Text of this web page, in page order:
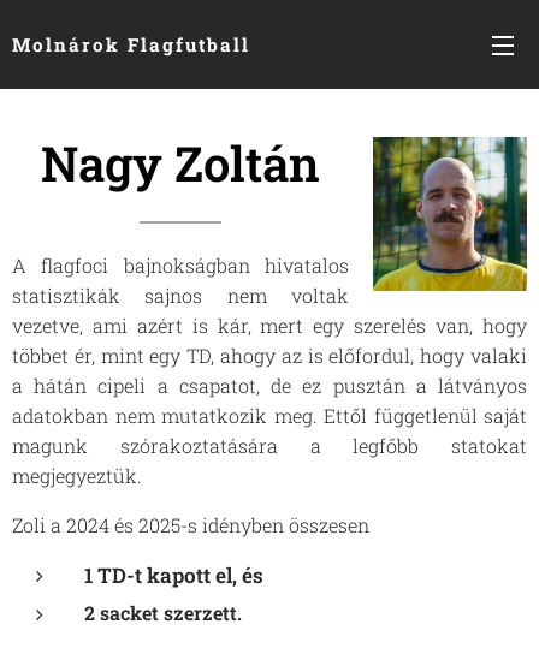
Molnárok Flagfutball
Nagy Zoltán
A flagfoci bajnokságban hivatalos
statisztikák sajnos nem voltak
vezetve, ami azért is kár, mert egy szerelés van, hogy
többet ér, mint egy TD, ahogy az is előfordul, hogy valaki
a hátán cipeli a csapatot, de ez pusztán a látványos
adatokban nem mutatkozik meg. Ettől függetlenül saját
magunk szórakoztatására a legfőbb statokat
megjegyeztük.
Zoli a 2024 és 2025-s idényben összesen
1 TD-t kapott el, és
2 sacket szerzett.